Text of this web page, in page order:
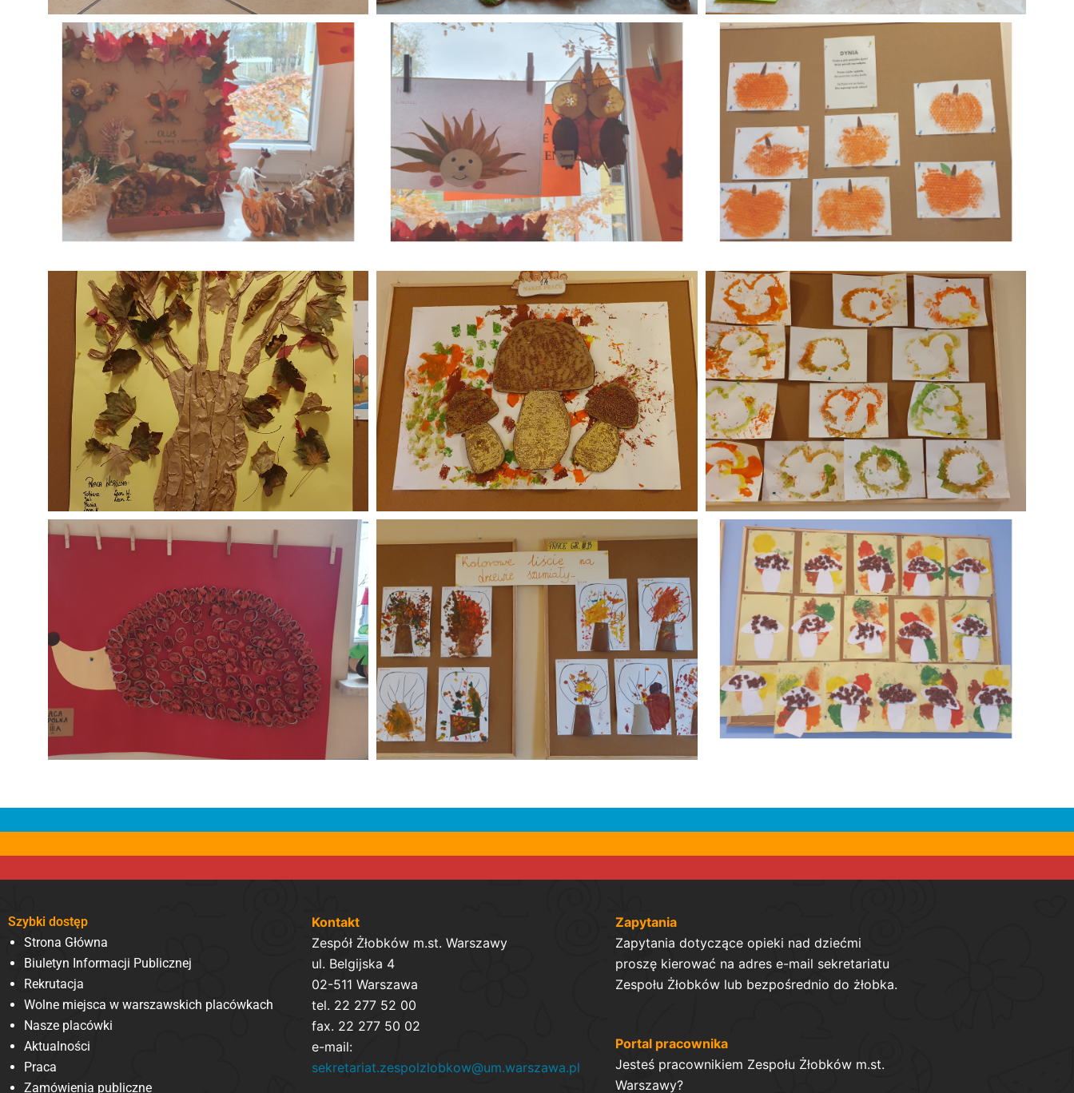
Szybki dostęp
Strona Główna
Biuletyn Informacji Publicznej
Rekrutacja
Wolne miejsca w warszawskich placówkach
Nasze placówki
Aktualności
Praca
Zamówienia publiczne
Kontakt
Zespół Żłobków m.st. Warszawy
ul. Belgijska 4
02-511 Warszawa
tel. 22 277 52 00
fax. 22 277 50 02
e-mail:
sekretariat.zespolzlobkow@um.warszawa.pl
Zapytania
Zapytania dotyczące opieki nad dziećmi
proszę kierować na adres e-mail sekretariatu
Zespołu Żłobków lub bezpośrednio do żłobka.
Portal pracownika
Jesteś pracownikiem Zespołu Żłobków m.st.
Warszawy?